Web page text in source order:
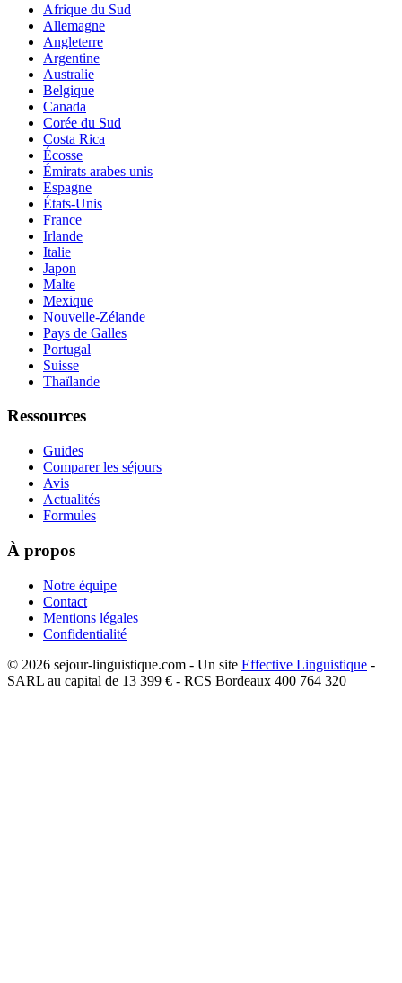
Afrique du Sud
Allemagne
Angleterre
Argentine
Australie
Belgique
Canada
Corée du Sud
Costa Rica
Écosse
Émirats arabes unis
Espagne
États-Unis
France
Irlande
Italie
Japon
Malte
Mexique
Nouvelle-Zélande
Pays de Galles
Portugal
Suisse
Thaïlande
Ressources
Guides
Comparer les séjours
Avis
Actualités
Formules
À propos
Notre équipe
Contact
Mentions légales
Confidentialité
© 2026 sejour-linguistique.com - Un site Effective Linguistique -
SARL au capital de 13 399 € - RCS Bordeaux 400 764 320